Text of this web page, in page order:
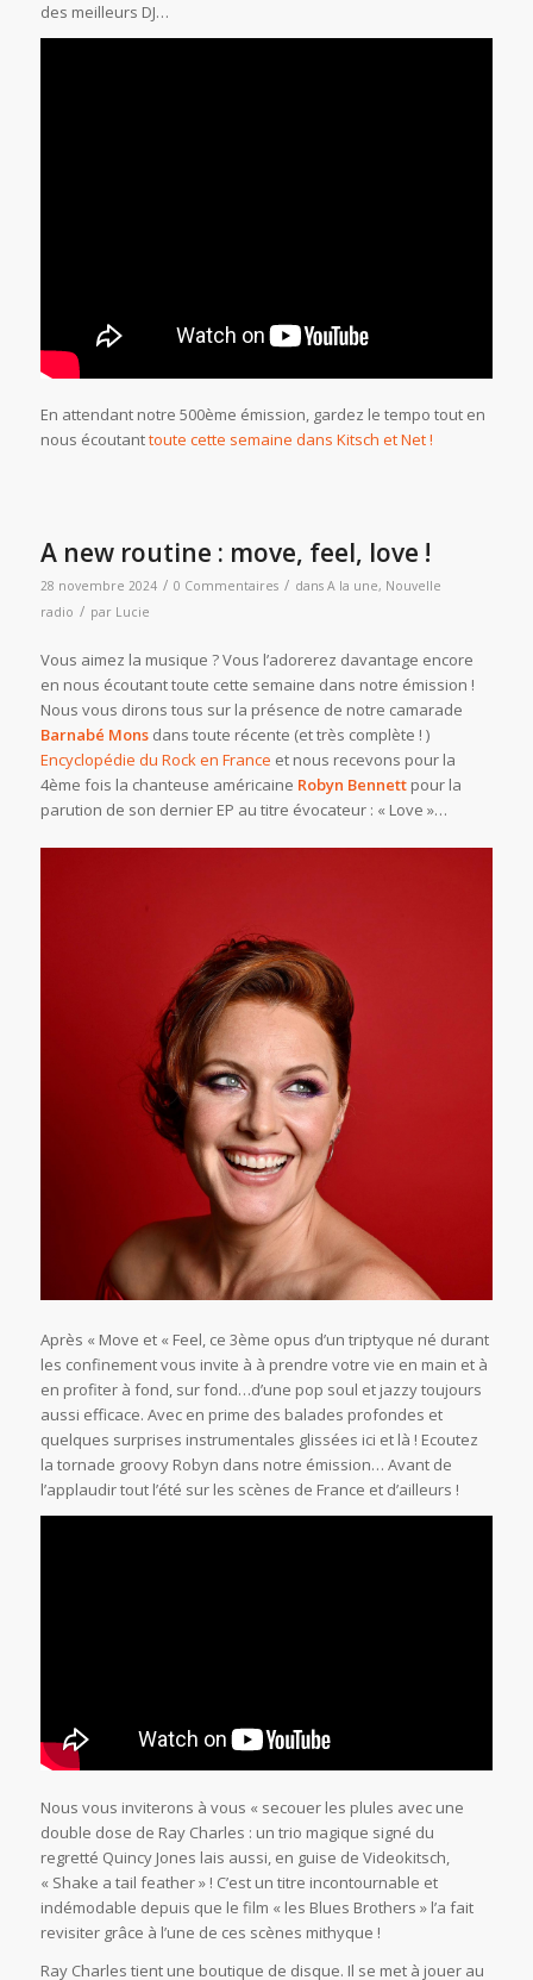
des meilleurs DJ…
En attendant notre 500ème émission, gardez le tempo tout en
nous écoutanttoute cette semaine dans Kitsch et Net !
A new routine : move, feel, love !
28 novembre 2024 / 0 Commentaires / dans A la une, Nouvelle
radio / par Lucie
Vous aimez la musique ? Vous l’adorerez davantage encore
en nous écoutant toute cette semaine dans notre émission !
Nous vous dirons tous sur la présence de notre camarade
Barnabé Monsdans toute récente (et très complète ! )
Encyclopédie du Rock en France et nous recevons pour la
4ème fois la chanteuse américaine Robyn Bennettpour la
parution de son dernier EP au titre évocateur : « Love »…
Après « Move et « Feel, ce 3ème opus d’un triptyque né durant
les confinement vous invite à à prendre votre vie en main et à
en profiter à fond, sur fond…d’une pop soul et jazzy toujours
aussi efficace. Avec en prime des balades profondes et
quelques surprises instrumentales glissées ici et là ! Ecoutez
la tornade groovy Robyn dans notre émission… Avant de
l’applaudir tout l’été sur les scènes de France et d’ailleurs !
Nous vous inviterons à vous « secouer les plules avec une
double dose de Ray Charles : un trio magique signé du
regretté Quincy Jones lais aussi, en guise de Videokitsch,
« Shake a tail feather » ! C’est un titre incontournable et
indémodable depuis que le film « les Blues Brothers » l’a fait
revisiter grâce à l’une de ces scènes mithyque !
Ray Charles tient une boutique de disque. Il se met à jouer au